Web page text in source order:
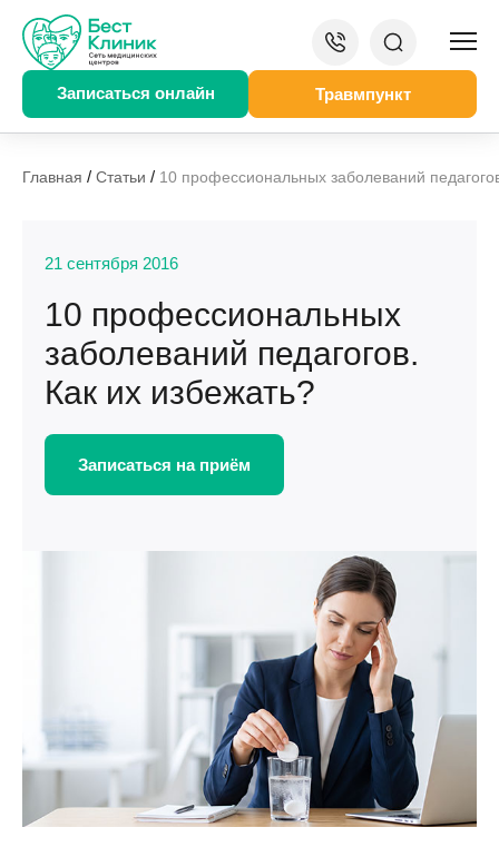
Записаться онлайн Травмпункт
Главная / Статьи / 10 профессиональных заболеваний
21 сентября 2016
10 профессиональных
заболеваний педагогов.
Как их избежать?
Записаться на приём